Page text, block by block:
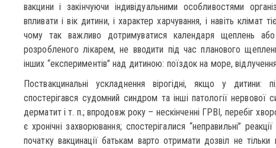
вакцини і закінчуючи індивідуальними особливостями
впливати і вік дитини, і характер харчування, і навіть клімат
чому так важливо дотримуватися календаря щеплень або
розробленого лікарем, не вводити під час планового
інших “експериментів” над дитиною: поїздок на море,
Поствакцинальні ускладнення вірогідні, якщо у дитини:
спостерігався судомний синдром та інші патології нервової
дерматит і т. п.; впродовж року – нескінченні ГРВІ, перебіг
є хронічні захворювання; спостерігалися “неправильні”
початку вакцинації батькам варто отримати дозвіл не